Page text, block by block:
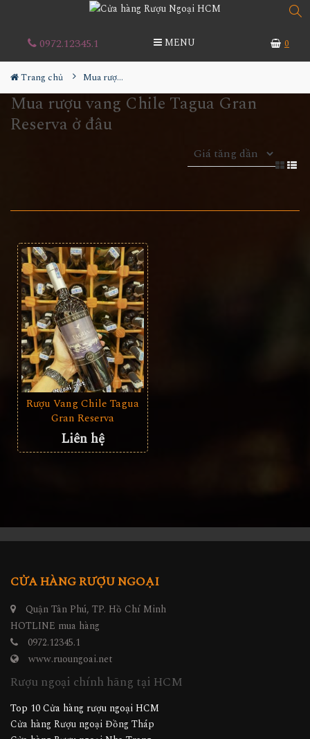
0972.12345.1 MENU 0
Trang chủ Mua rượu vang Chile Tagua Gran Reserva ở đâu
Mua rượu vang Chile Tagua Gran
Reserva ở đâu
Rượu Vang Chile Tagua
Gran Reserva
Liên hệ
CỬA HÀNG RƯỢU NGOẠI
Quận Tân Phú, TP. Hồ Chí Minh
HOTLINE mua hàng
0972.12345.1
www.ruoungoai.net
Rượu ngoại chính hãng tại HCM
Top 10 Cửa hàng rượu ngoại HCM
Cửa hàng Rượu ngoại Đồng Tháp